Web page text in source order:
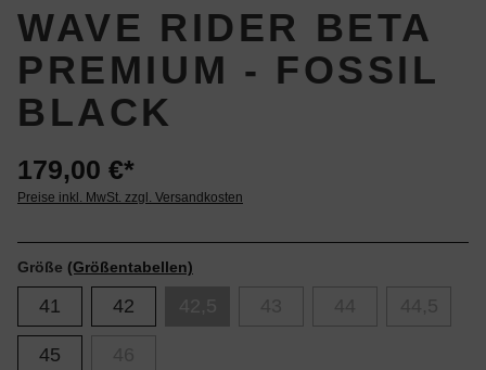
WAVE RIDER BETA
PREMIUM - FOSSIL
BLACK
179,00 €*
Preise inkl. MwSt. zzgl. Versandkosten
Größe (Größentabellen)
41 42
45